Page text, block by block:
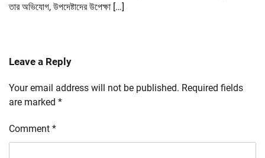
তার অভিযোগ, উপদেষ্টাদের উপেক্ষা […]
Leave a Reply
Your email address will not be published. Required fields
are marked *
Comment *